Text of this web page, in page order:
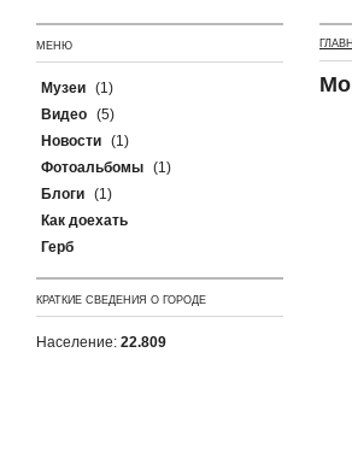
МЕНЮ
Музеи (1)
Видео (5)
Новости (1)
Фотоальбомы (1)
Блоги (1)
Как доехать
Герб
КРАТКИЕ СВЕДЕНИЯ О ГОРОДЕ
Население: 22.809